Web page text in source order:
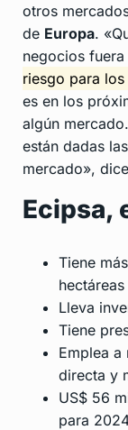
otros
de Europa.
negocios
riesgo para
es en los
algún
están dadas
mercado»,
Ecipsa,
Tiene
Lleva
Tiene
Emplea
directa y
US$ 56
para